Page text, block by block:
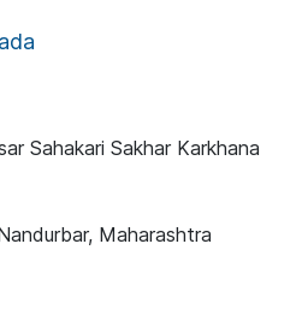
Sahakari Sakhar Karkhana
Maharashtra